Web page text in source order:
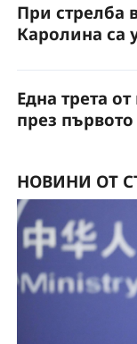
При стрелба
Каролина са
Една трета
през
НОВИНИ ОТ